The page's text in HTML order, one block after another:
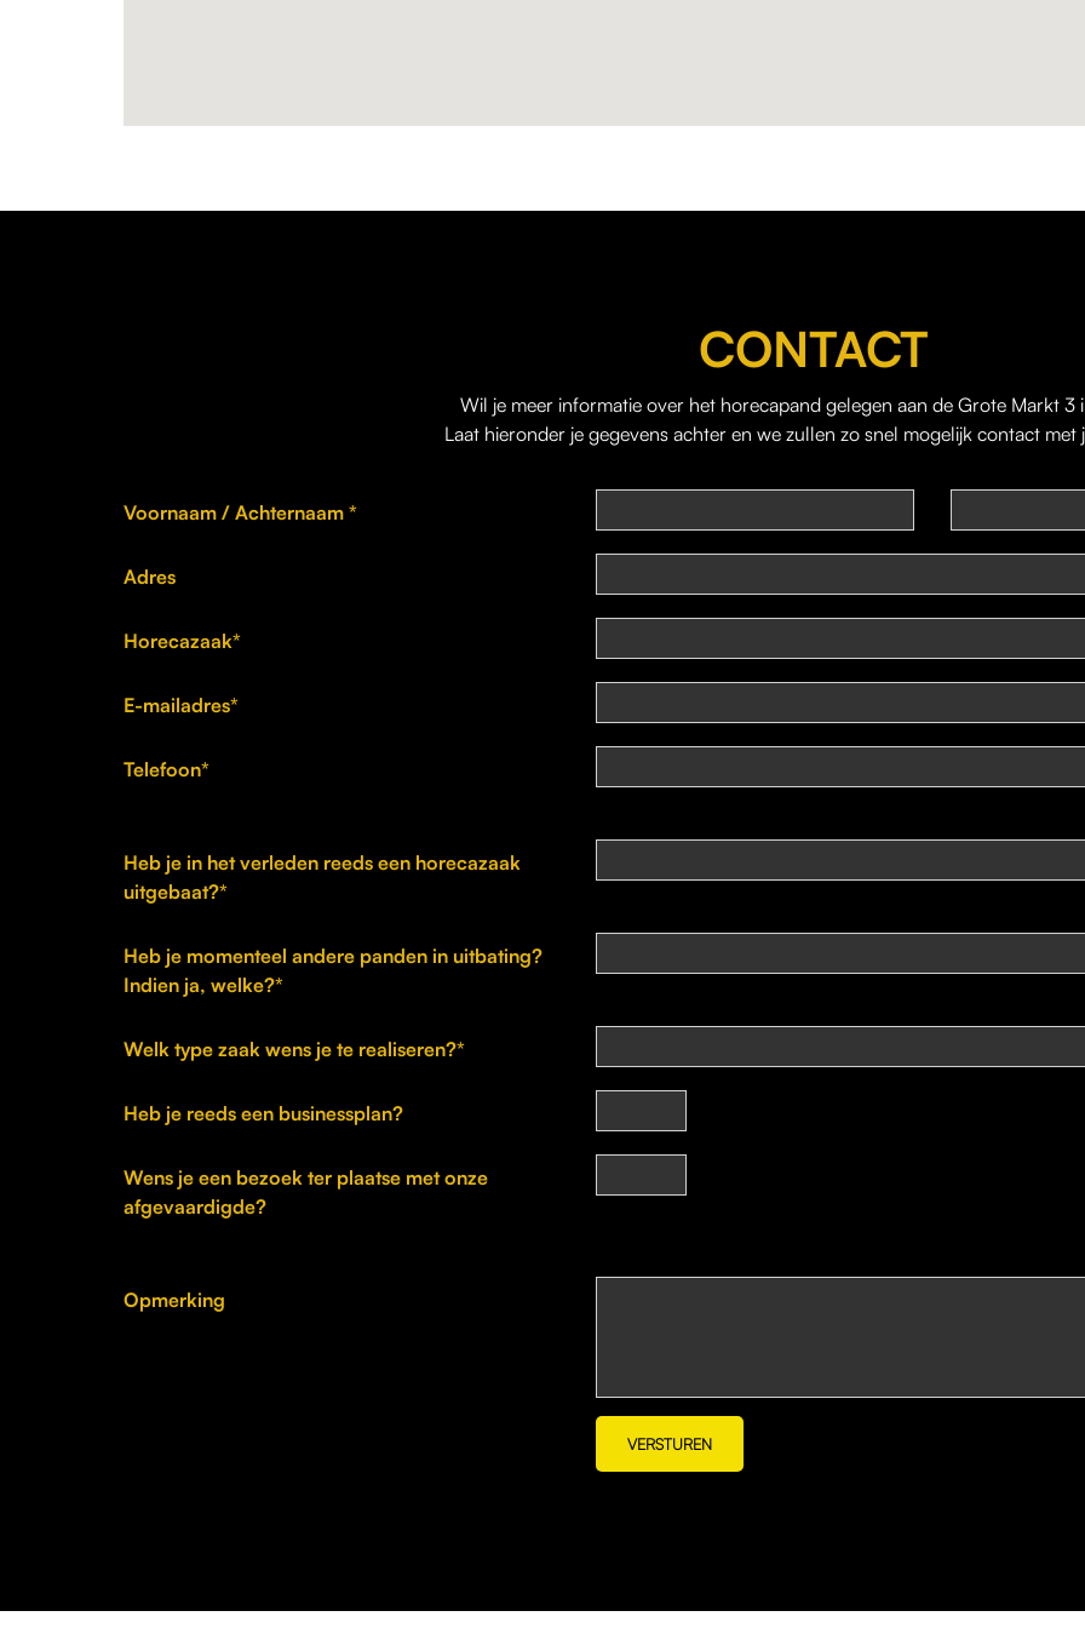
CONTACT
Wil je meer informatie over het horecapand gelegen aan de Grote Markt 3
Laat hieronder je gegevens achter en we zullen zo snel mogelijk contact met
Voornaam / Achternaam *
Adres
Horecazaak*
E-mailadres*
Telefoon*
Heb je in het verleden reeds een horecazaak
uitgebaat?*
Heb je momenteel andere panden in uitbating?
Indien ja, welke?*
Welk type zaak wens je te realiseren?*
Heb je reeds een businessplan?
Wens je een bezoek ter plaatse met onze
afgevaardigde?
Opmerking
VERSTUREN